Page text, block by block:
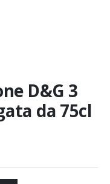
D&G 3
da 75cl